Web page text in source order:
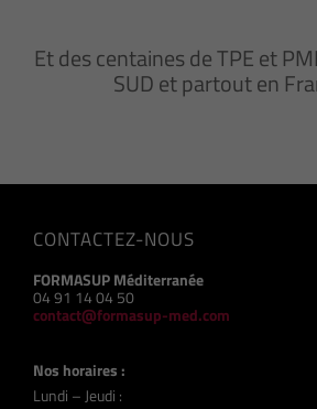
Et des centaines de TPE et
SUD et partout en
CONTACTEZ-NOUS
FORMASUP Méditerranée
04 91 14 04 50
contact@formasup-med.com
Nos horaires :
Lundi – Jeudi :